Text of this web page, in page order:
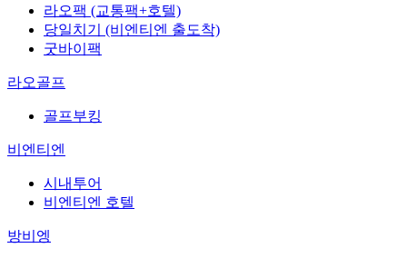
라오팩 (교통팩+호텔)
당일치기 (비엔티엔 출도착)
굿바이팩
라오골프
골프부킹
비엔티엔
시내투어
비엔티엔 호텔
방비엥